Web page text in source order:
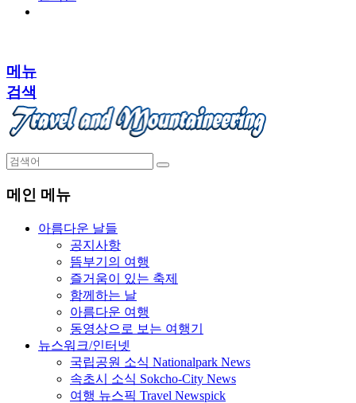
메뉴
검색
메인 메뉴
아름다운 날들
공지사항
뜸부기의 여행
즐거움이 있는 축제
함께하는 날
아름다운 여행
동영상으로 보는 여행기
뉴스워크/인터넷
국립공원 소식 Nationalpark News
속초시 소식 Sokcho-City News
여행 뉴스픽 Travel Newspick